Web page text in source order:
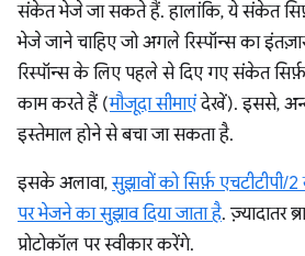
संकेत भेजे जा सकते हैं. हालांकि, ये संकेत
भेजे जाने चाहिए जो अगले रिस्पॉन्स का
रिस्पॉन्स के लिए पहले से दिए गए संकेत
काम करते हैं (मौजूदा सीमाएंदेखें). इससे,
इस्तेमाल होने से बचा जा सकता है.
इसके अलावा,सुझावों को सिर्फ़ एचटीटीपी/
पर भेजने का सुझाव दिया जाता है. ज़्यादातर
प्रोटोकॉल पर स्वीकार करेंगे.